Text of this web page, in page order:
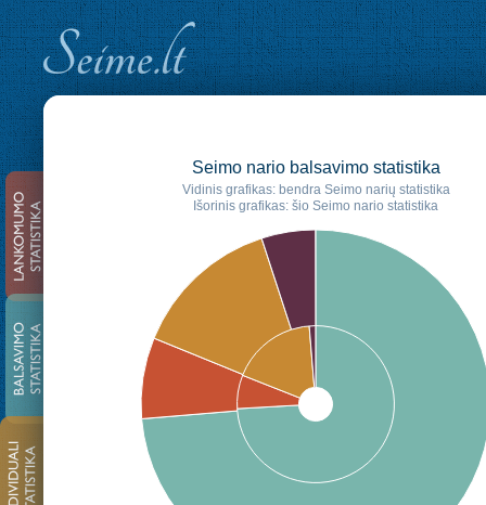
Seimo nario balsavimo statistika
Vidinis grafikas: bendra Seimo narių statistika
Išorinis grafikas: šio Seimo nario statistika